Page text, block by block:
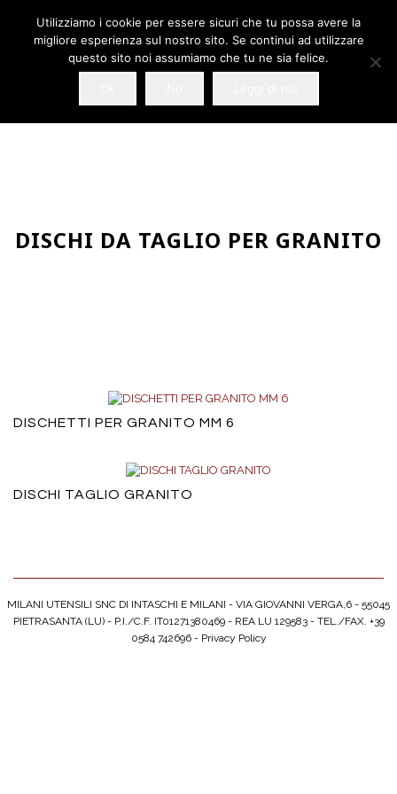
DISCHI DA TAGLIO PER GRANITO
DISCHETTI PER GRANITO MM 6
DISCHI TAGLIO GRANITO
MILANI UTENSILI SNC DI INTASCHI E MILANI - VIA GIOVANNI VERGA,6 - 55045
PIETRASANTA (LU) - P.I./C.F. IT01271380469 - REA LU 129583 - TEL./FAX. +39
0584 742696 - Privacy Policy
Utilizziamo i cookie per essere sicuri che tu possa avere la
migliore esperienza sul nostro sito. Se continui ad utilizzare
questo sito noi assumiamo che tu ne sia felice.